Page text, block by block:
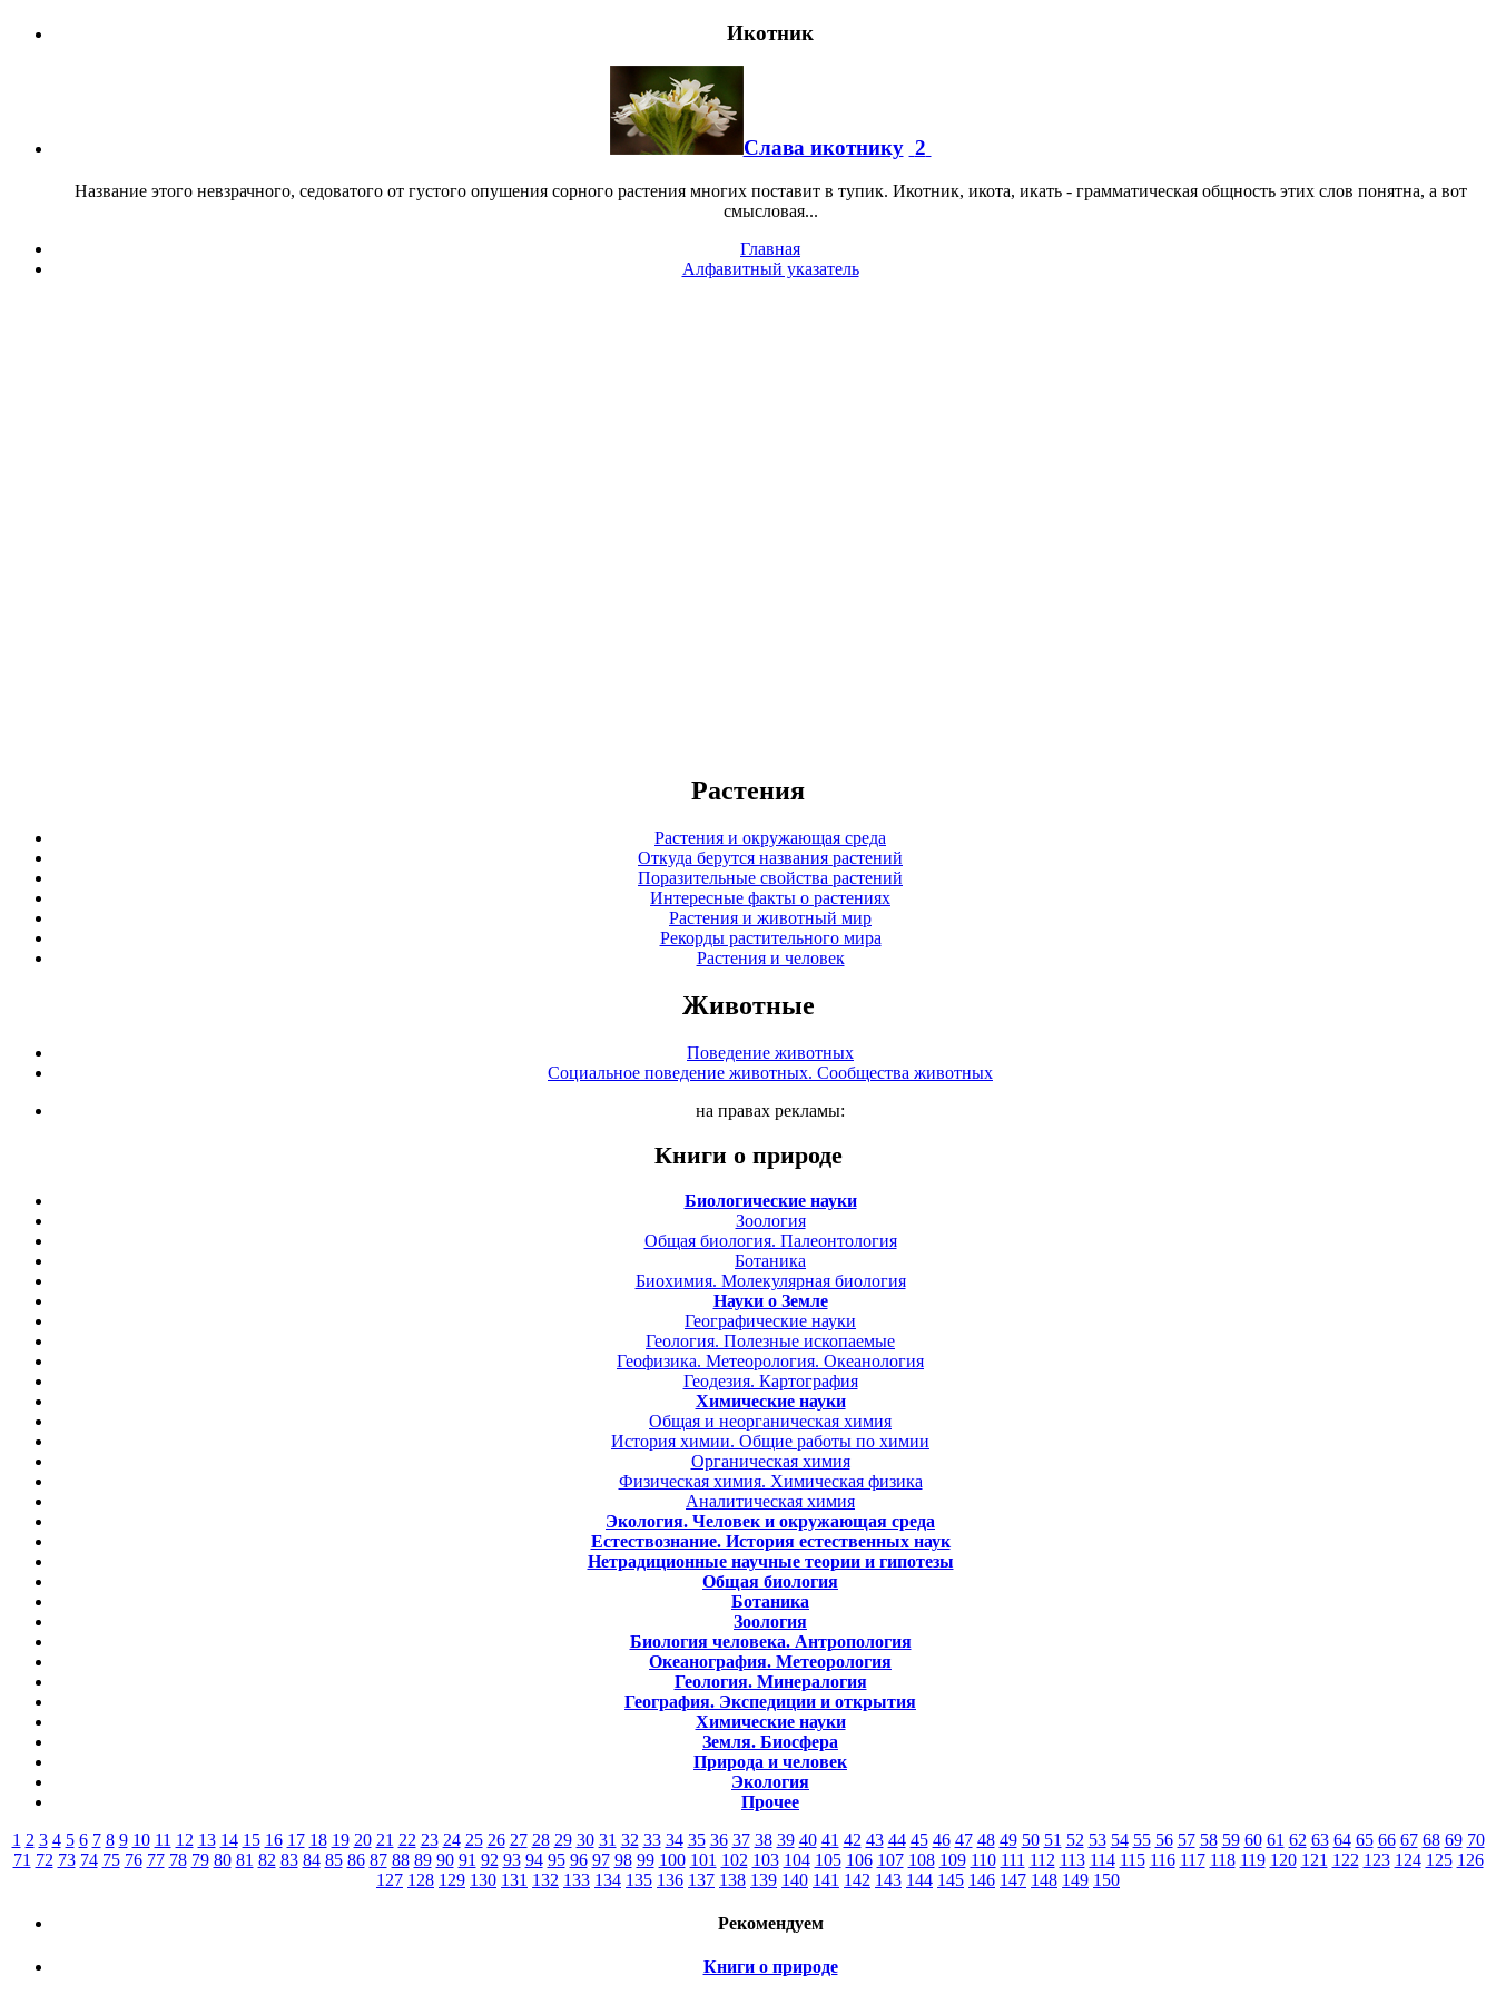
Икотник
Слава икотнику 2
Название этого невзрачного, седоватого от густого опушения сорного растения многих поставит в тупик. Икотник, икота, икать - грамматическая общность этих слов понятна, а вот
смысловая...
Главная
Алфавитный указатель
Растения
Растения и окружающая среда
Откуда берутся названия растений
Поразительные свойства растений
Интересные факты о растениях
Растения и животный мир
Рекорды растительного мира
Растения и человек
Животные
Поведение животных
Социальное поведение животных. Сообщества животных
на правах рекламы:
Книги о природе
Биологические науки
Зоология
Общая биология. Палеонтология
Ботаника
Биохимия. Молекулярная биология
Науки о Земле
Географические науки
Геология. Полезные ископаемые
Геофизика. Метеорология. Океанология
Геодезия. Картография
Химические науки
Общая и неорганическая химия
История химии. Общие работы по химии
Органическая химия
Физическая химия. Химическая физика
Аналитическая химия
Экология. Человек и окружающая среда
Естествознание. История естественных наук
Нетрадиционные научные теории и гипотезы
Общая биология
Ботаника
Зоология
Биология человека. Антропология
Океанография. Метеорология
Геология. Минералогия
География. Экспедиции и открытия
Химические науки
Земля. Биосфера
Природа и человек
Экология
Прочее
1 2 3 4 5 6 7 8 9 10 11 12 13 14 15 16 17 18 19 20 21 22 23 24 25 26 27 28 29 30 31 32 33 34 35 36 37 38 39 40 41 42 43 44 45 46 47 48 49 50 51 52 53 54 55 56 57 58 59 60 61 62 63 64 65 66 67 68 69 70
71 72 73 74 75 76 77 78 79 80 81 82 83 84 85 86 87 88 89 90 91 92 93 94 95 96 97 98 99 100 101 102 103 104 105 106 107 108 109 110 111 112 113 114 115 116 117 118 119 120 121 122 123 124 125 126
127 128 129 130 131 132 133 134 135 136 137 138 139 140 141 142 143 144 145 146 147 148 149 150
Рекомендуем
Книги о природе